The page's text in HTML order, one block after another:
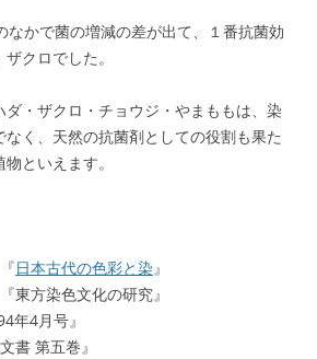
なかで菌の増減の差が出て、１番抗菌効
クロでした。
ダ・ザクロ・チョウジ・やまももは、染
なく、天然の抗菌剤としての役割も果た
といえます。
日本古代の色彩と染』
東方染色文化の研究』
年4月号』
書 第五巻』